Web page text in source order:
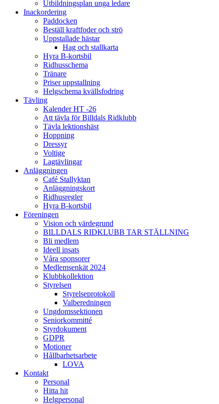
Utbildningsplan unga ledare
Inackordering
Paddocken
Beställ kraftfoder och strö
Uppstallade hästar
Hag och stallkarta
Hyra B-kortsbil
Ridhusschema
Tränare
Priser uppstallning
Helgschema kvällsfodring
Tävling
Kalender HT -26
Att tävla för Billdals Ridklubb
Tävla lektionshäst
Hoppning
Dressyr
Voltige
Lagtävlingar
Anläggningen
Café Stallyktan
Anläggningskort
Ridhusregler
Hyra B-kortsbil
Föreningen
Vision och värdegrund
BILLDALS RIDKLUBB TAR STÄLLNING
Bli medlem
Ideell insats
Våra sponsorer
Medlemsenkät 2024
Klubbkollektion
Styrelsen
Styrelseprotokoll
Valberedningen
Ungdomssektionen
Seniorkommitté
Styrdokument
GDPR
Motioner
Hållbarhetsarbete
LOVA
Kontakt
Personal
Hitta hit
Helgpersonal